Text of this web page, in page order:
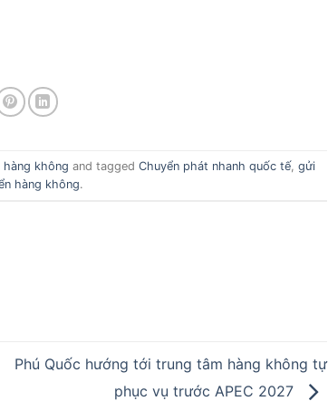
hàng không and tagged Chuyển phát nhanh quốc tế, gửi
hàng không.
Phú Quốc hướng tới trung tâm hàng không tự
phục vụ trước APEC 2027